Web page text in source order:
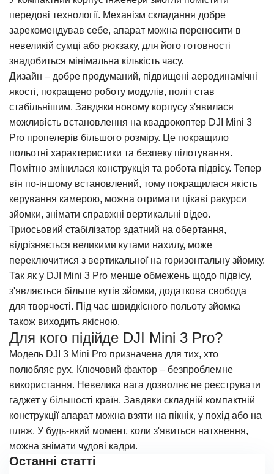
передові технології. Механізм складання добре
зарекомендував себе, апарат можна переносити в
невеликій сумці або рюкзаку, для його готовності
знадобиться мінімальна кількість часу.
Дизайн – добре продуманий, підвищені аеродинамічні
якості, покращено роботу модулів, політ став
стабільнішим. Завдяки новому корпусу з'явилася
можливість встановлення на квадрокоптер DJI Mini 3
Pro пропелерів більшого розміру. Це покращило
польотні характеристики та безпеку пілотування.
Помітно змінилася конструкція та робота підвісу. Тепер
він по-іншому встановлений, тому покращилася якість
керування камерою, можна отримати цікаві ракурси
зйомки, знімати справжні вертикальні відео.
Триосьовий стабілізатор здатний на обертання,
відрізняється великими кутами нахилу, може
переключитися з вертикальної на горизонтальну зйомку.
Так як у DJI Mini 3 Pro менше обмежень щодо підвісу,
з'являється більше кутів зйомки, додаткова свобода
для творчості. Під час швидкісного польоту зйомка
також виходить якісною.
Для кого підійде DJI Mini 3 Pro?
Модель DJI 3 Mini Pro призначена для тих, хто
полюбляє рух. Ключовий фактор – безпроблемне
використання. Невелика вага дозволяє не реєструвати
гаджет у більшості країн. Завдяки складній компактній
конструкції апарат можна взяти на пікнік, у похід або на
пляж. У будь-який момент, коли з'явиться натхнення,
можна знімати чудові кадри.
Останні статті